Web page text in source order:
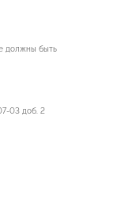
должны быть
03 доб. 2